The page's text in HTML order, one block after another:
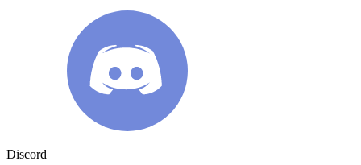
Discord